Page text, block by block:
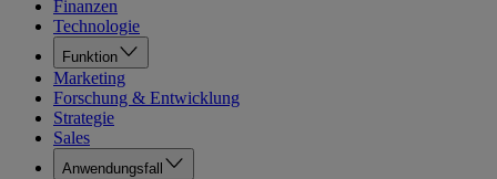
Finanzen
Technologie
Funktion
Marketing
Forschung & Entwicklung
Strategie
Sales
Anwendungsfall